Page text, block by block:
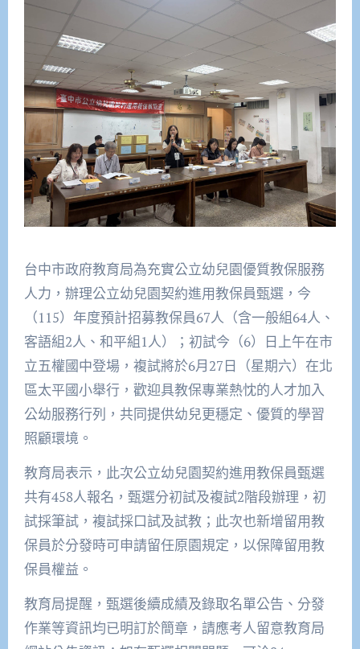
台中市政府教育局為充實公立幼兒園優質教保服務
人力，辦理公立幼兒園契約進用教保員甄選，今
（115）年度預計招募教保員67人（含一般組64人、
客語組2人、和平組1人）；初試今（6）日上午在市
立五權國中登場，複試將於6月27日（星期六）在北
區太平國小舉行，歡迎具教保專業熱忱的人才加入
公幼服務行列，共同提供幼兒更穩定、優質的學習
照顧環境。
教育局表示，此次公立幼兒園契約進用教保員甄選
共有458人報名，甄選分初試及複試2階段辦理，初
試採筆試，複試採口試及試教；此次也新增留用教
保員於分發時可申請留任原園規定，以保障留用教
保員權益。
教育局提醒，甄選後續成績及錄取名單公告、分發
作業等資訊均已明訂於簡章，請應考人留意教育局